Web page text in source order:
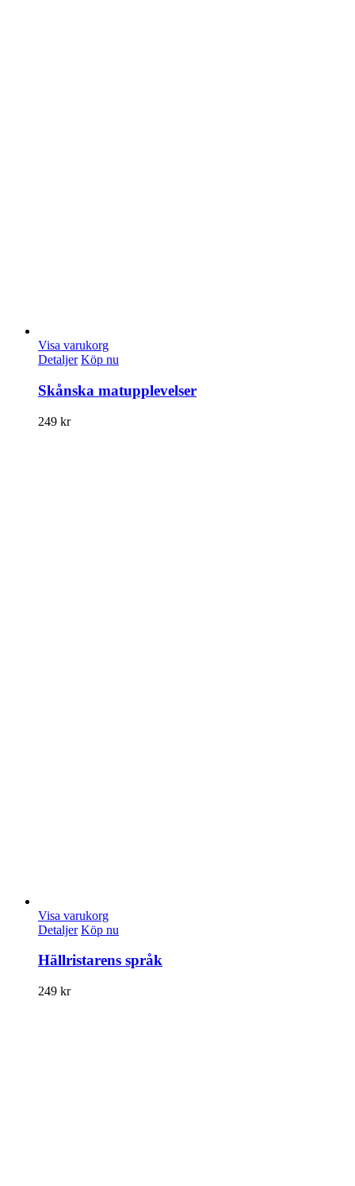
Visa varukorg
Detaljer Köp nu
Skånska matupplevelser
249 kr
Visa varukorg
Detaljer Köp nu
Hällristarens språk
249 kr